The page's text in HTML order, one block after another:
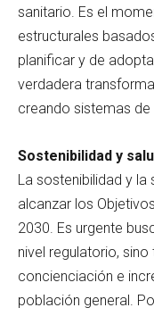
sanitario. Es el
estructurales
planificar y de
verdadera
creando sistemas
Sostenibilidad y
La sostenibilidad y
alcanzar los
2030. Es urgente
nivel regulatorio,
concienciación e
población general.